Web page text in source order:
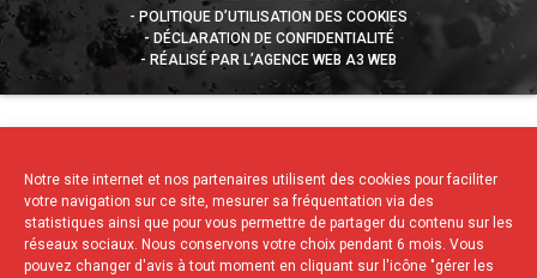
Notre site internet et nos partenaires utilisent des cookies pour faciliter
votre navigation sur ce site, mesurer sa fréquentation via des
statistiques ainsi que pour vous permettre de partager du contenu sur les
réseaux sociaux. Nous conservons votre choix pendant 6 mois. Vous
pouvez changer d'avis à tout moment en cliquant sur l'icône "gérer les
POLITIQUE D’UTILISATION DES COOKIES
DÉCLARATION DE CONFIDENTIALITÉ
RÉALISÉ PAR L’AGENCE WEB A3 WEB